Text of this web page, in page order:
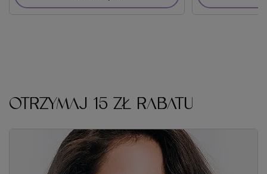
OTRZYMAJ 15 ZŁ RABATU